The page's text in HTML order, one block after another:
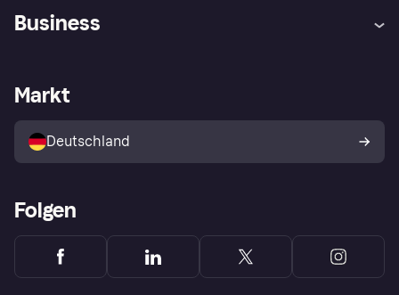
Klarna App
Shops entdecken
Käuferschutzrichtlinie
Dein Widerrufsrecht
Business
Händlerportal
Markt
Deutschland
Folgen